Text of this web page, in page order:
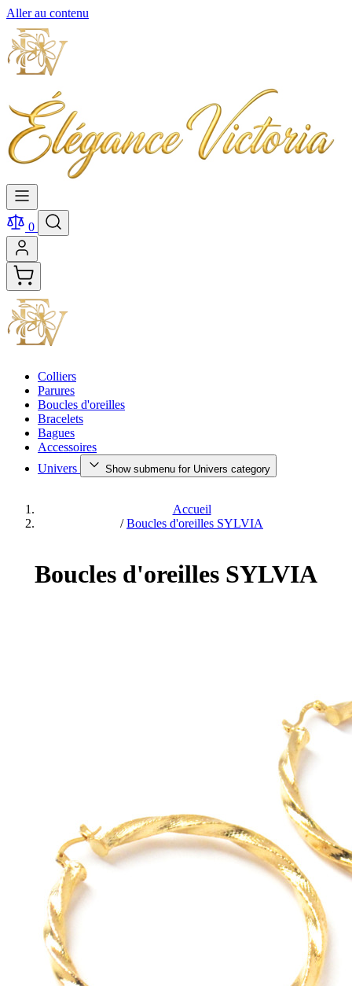
Aller au contenu
0
Colliers
Parures
Boucles d'oreilles
Bracelets
Bagues
Accessoires
Univers
Show submenu for Univers category
Accueil
/ Boucles d'oreilles SYLVIA
Boucles d'oreilles SYLVIA